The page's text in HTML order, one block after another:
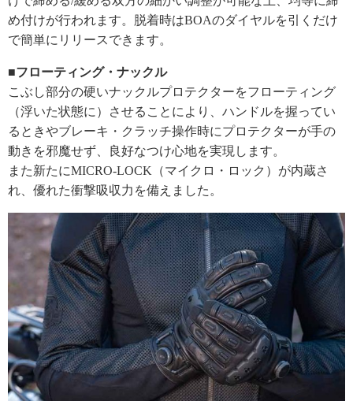
め付けが行われます。脱着時はBOAのダイヤルを引くだけ
で簡単にリリースできます。
■フローティング・ナックル
こぶし部分の硬いナックルプロテクターをフローティング
（浮いた状態に）させることにより、ハンドルを握ってい
るときやブレーキ・クラッチ操作時にプロテクターが手の
動きを邪魔せず、良好なつけ心地を実現します。
また新たにMICRO-LOCK（マイクロ・ロック）が内蔵さ
れ、優れた衝撃吸収力を備えました。